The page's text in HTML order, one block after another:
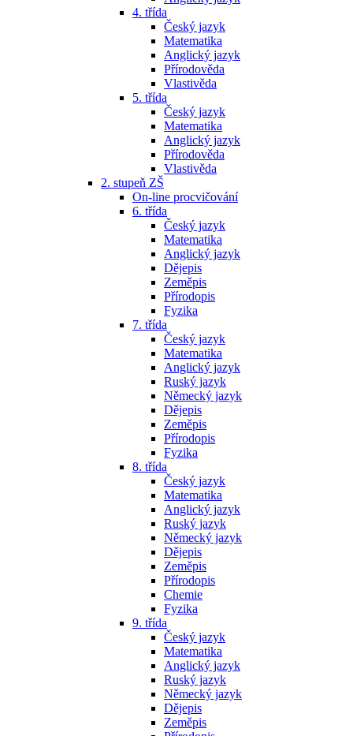
4. třída
Český jazyk
Matematika
Anglický jazyk
Přírodověda
Vlastivěda
5. třída
Český jazyk
Matematika
Anglický jazyk
Přírodověda
Vlastivěda
2. stupeň ZŠ
On-line procvičování
6. třída
Český jazyk
Matematika
Anglický jazyk
Dějepis
Zeměpis
Přírodopis
Fyzika
7. třída
Český jazyk
Matematika
Anglický jazyk
Ruský jazyk
Německý jazyk
Dějepis
Zeměpis
Přírodopis
Fyzika
8. třída
Český jazyk
Matematika
Anglický jazyk
Ruský jazyk
Německý jazyk
Dějepis
Zeměpis
Přírodopis
Chemie
Fyzika
9. třída
Český jazyk
Matematika
Anglický jazyk
Ruský jazyk
Německý jazyk
Dějepis
Zeměpis